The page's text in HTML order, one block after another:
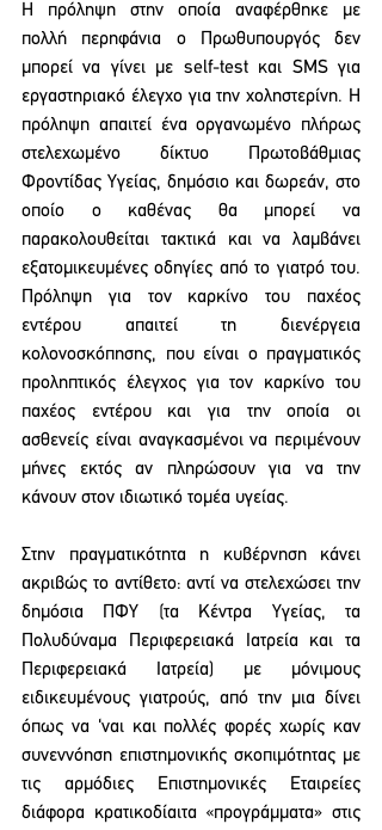
Η πρόληψη στην οποία αναφέρθηκε με
πολλή περηφάνια ο Πρωθυπουργός δεν
μπορεί να γίνει με self-test και SMS για
εργαστηριακό έλεγχο για την χοληστερίνη. Η
πρόληψη απαιτεί ένα οργανωμένο πλήρως
στελεχωμένο δίκτυο Πρωτοβάθμιας
Φροντίδας Υγείας, δημόσιο και δωρεάν, στο
οποίο ο καθένας θα μπορεί να
παρακολουθείται τακτικά και να λαμβάνει
εξατομικευμένες οδηγίες από το γιατρό του.
Πρόληψη για τον καρκίνο του παχέος
εντέρου απαιτεί τη διενέργεια
κολονοσκόπησης, που είναι ο πραγματικός
προληπτικός έλεγχος για τον καρκίνο του
παχέος εντέρου και για την οποία οι
ασθενείς είναι αναγκασμένοι να περιμένουν
μήνες εκτός αν πληρώσουν για να την
κάνουν στον ιδιωτικό τομέα υγείας.
Στην πραγματικότητα η κυβέρνηση κάνει
ακριβώς το αντίθετο: αντί να στελεχώσει την
δημόσια ΠΦΥ (τα Κέντρα Υγείας, τα
Πολυδύναμα Περιφερειακά Ιατρεία και τα
Περιφερειακά Ιατρεία) με μόνιμους
ειδικευμένους γιατρούς, από την μια δίνει
όπως να ‘ναι και πολλές φορές χωρίς καν
συνεννόηση επιστημονικής σκοπιμότητας με
τις αρμόδιες Επιστημονικές Εταιρείες
διάφορα κρατικοδίαιτα «προγράμματα» στις